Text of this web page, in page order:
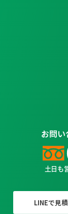
お問い
土日も
LINEで見